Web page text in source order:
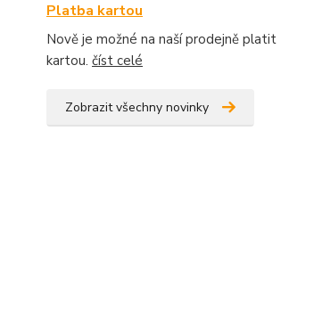
Platba kartou
Nově je možné na naší prodejně platit
kartou. číst celé
Zobrazit všechny novinky